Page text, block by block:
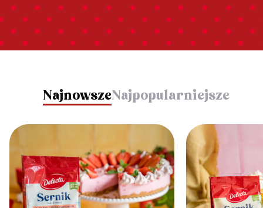
NajnowszeNajpopularniejsze